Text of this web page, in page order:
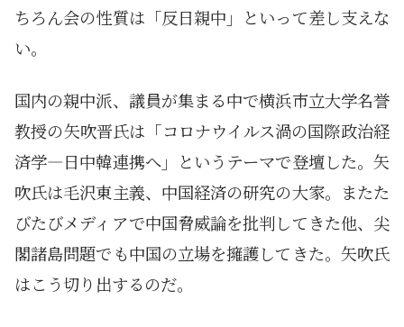
ちろん会の性質は「反日親中」といって差し支えな
い。
国内の親中派、議員が集まる中で横浜市立大学名誉
教授の矢吹晋氏は「コロナウイルス渦の国際政治経
済学―日中韓連携へ」というテーマで登壇した。矢
吹氏は毛沢東主義、中国経済の研究の大家。またた
びたびメディアで中国脅威論を批判してきた他、尖
閣諸島問題でも中国の立場を擁護してきた。矢吹氏
はこう切り出するのだ。